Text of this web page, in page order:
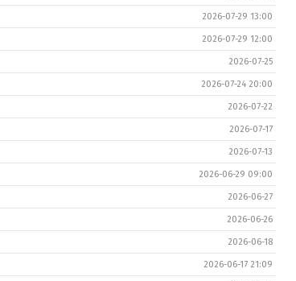
2026-07-29 13:00
2026-07-29 12:00
2026-07-25
2026-07-24 20:00
2026-07-22
2026-07-17
2026-07-13
2026-06-29 09:00
2026-06-27
2026-06-26
2026-06-18
2026-06-17 21:09